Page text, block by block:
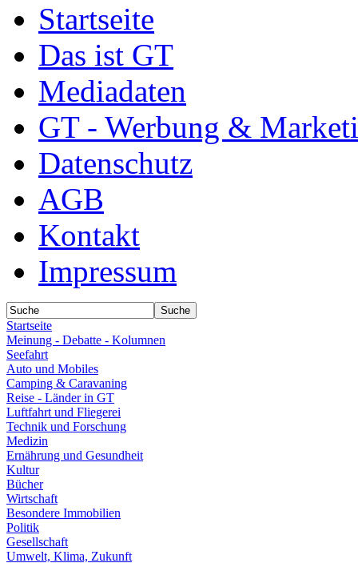
Startseite
Das ist GT
Mediadaten
GT - Werbung &
Datenschutz
AGB
Kontakt
Impressum
Startseite
Meinung - Debatte - Kolumnen
Seefahrt
Auto und Mobiles
Camping & Caravaning
Reise - Länder in GT
Luftfahrt und Fliegerei
Technik und Forschung
Medizin
Ernährung und Gesundheit
Kultur
Bücher
Wirtschaft
Besondere Immobilien
Politik
Gesellschaft
Umwelt, Klima, Zukunft